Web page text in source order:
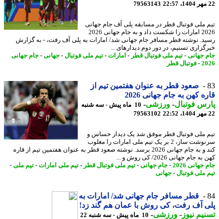
79563143
ملی فوتبال قطر در مسابقه پلی آف جام جهانی
2026 امارات را شکست داد و به جام جهانی 2026
نوشته قطر مسافر جام جهانی شد/ امارات به پلی آف رفت، - به گزارش
تسنیم، در دور دوم دیدارهای ...
جهانی-تیم ملی فوتبال قطر -امارات- تیم ملی فوتبال-جهانی-جام جهانی
-فوتبال قطر
صعود قطر به عنوان هفتمین تیم از
کهن به جام جهانی 2026
فوتبال-ورزشی-
10 ماه پیش - سه شنبه
79563102
ملی فوتبال قطر موفق شد یک دیدار حساس و
سرنوشت ساز، 2 بر یک تیم ملی امارات را مغلوب
کند و به جام جهانی 2026 برسد. نوشته صعود قطر به عنوان هفتمین تیم از قاره
جام جهانی 2026/ کی روش و ...
2026
-جام جهانی-تیم ملی فوتبال قطر -تیم ملی امارات- تیم ملی -
ملی فوتبال-جهانی
قطر مسافر جام جهانی شد/ امارات به
آف رفت، کی روش با عمان هم گند زد!
نیوز-ورزشی-
10 ماه پیش - سه شنبه 22